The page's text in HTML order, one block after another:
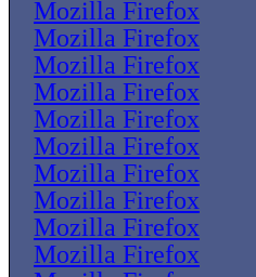
Mozilla Firefox
Mozilla Firefox
Mozilla Firefox
Mozilla Firefox
Mozilla Firefox
Mozilla Firefox
Mozilla Firefox
Mozilla Firefox
Mozilla Firefox
Mozilla Firefox